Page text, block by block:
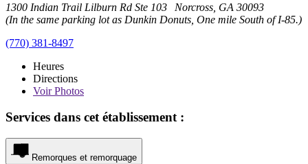
1300 Indian Trail Lilburn Rd Ste 103 Norcross, GA 30093
(In the same parking lot as Dunkin Donuts, One mile South of I-85.)
(770) 381-8497
Heures
Directions
VoirPhotos
Services dans cet établissement :
Remorques et remorquage